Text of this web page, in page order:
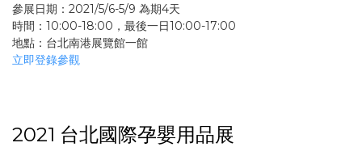
參展日期：2021/5/6-5/9 為期4天
時間：10:00-18:00，最後一日10:00-17:00
地點：台北南港展覽館一館
立即登錄參觀
2021 台北國際孕嬰用品展